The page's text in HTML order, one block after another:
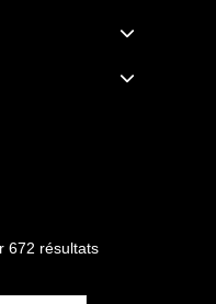
672 résultats